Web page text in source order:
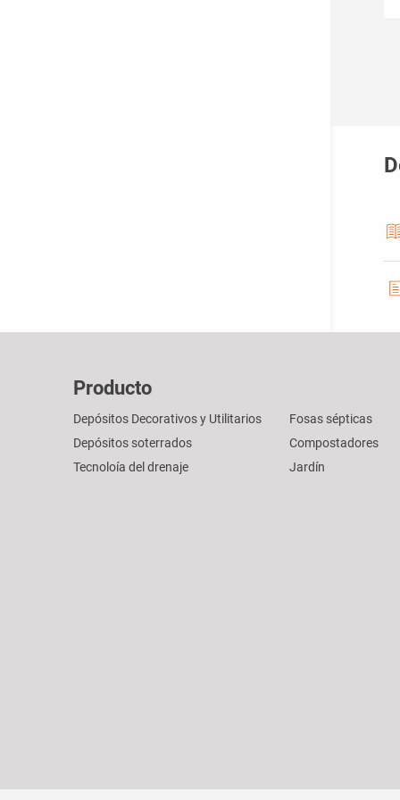
Producto
Depósitos Decorativos y Utilitarios
Depósitos soterrados
Tecnoloía del drenaje
Fosas sépticas
Compostadores
Jardín